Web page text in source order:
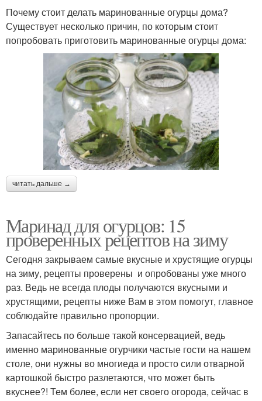
Почему стоит делать маринованные огурцы дома?
Существует несколько причин, по которым стоит
попробовать приготовить маринованные огурцы дома:
читать дальше →
Маринад для огурцов: 15
проверенных рецептов на зиму
Сегодня закрываем самые вкусные и хрустящие огурцы
на зиму, рецепты проверены и опробованы уже много
раз. Ведь не всегда плоды получаются вкусными и
хрустящими, рецепты ниже Вам в этом помогут, главное
соблюдайте правильно пропорции.
Запасайтесь по больше такой консервацией, ведь
именно маринованные огурчики частые гости на нашем
столе, они нужны во многиеда и просто сили отварной
картошкой быстро разлетаются, что может быть
вкуснее?! Тем более, если нет своего огорода, сейчас в